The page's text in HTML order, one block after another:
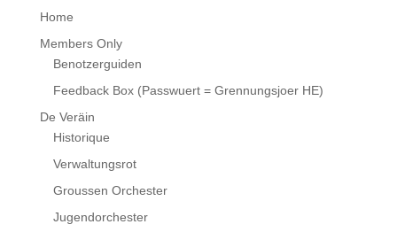
Home
Members Only
Benotzerguiden
Feedback Box (Passwuert = Grennungsjoer HE)
De Veräin
Historique
Verwaltungsrot
Groussen Orchester
Jugendorchester